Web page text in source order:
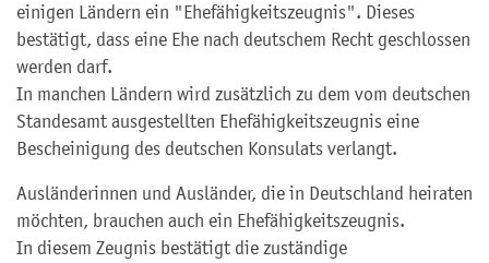
einigen Ländern ein "Ehefähigkeitszeugnis". Dieses
bestätigt, dass eine Ehe nach deutschem Recht geschlossen
werden darf.
In manchen Ländern wird zusätzlich zu dem vom deutschen
Standesamt ausgestellten Ehefähigkeitszeugnis eine
Bescheinigung des deutschen Konsulats verlangt.
Ausländerinnen und Ausländer, die in Deutschland heiraten
möchten, brauchen auch ein Ehefähigkeitszeugnis.
In diesem Zeugnis bestätigt die zuständige